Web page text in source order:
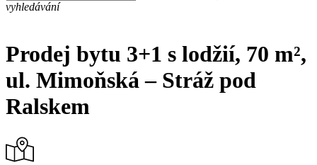
vyhledávání
Prodej bytu 3+1 s lodžií, 70 m²,
ul. Mimoňská – Stráž pod
Ralskem